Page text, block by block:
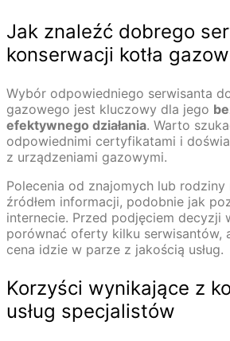
Jak znaleźć dobrego
konserwacji kotła
Wybór odpowiedniego serwisanta
gazowego jest kluczowy dla jego
efektywnego działania. Warto
odpowiednimi certyfikatami i
z urządzeniami gazowymi.
Polecenia od znajomych lub
źródłem informacji, podobnie jak
internecie. Przed podjęciem decyzji
porównać oferty kilku serwisantów,
cena idzie w parze z jakością usług.
Korzyści wynikające z
usług specjalistów